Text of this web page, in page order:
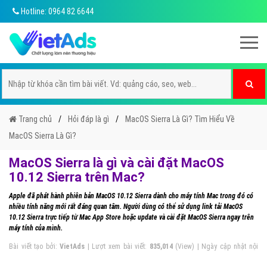
Hotline: 0964 82 6644
Trang chủ Hỏi đáp là gì
MacOS Sierra Là Gì? Tìm Hiểu Về
MacOS Sierra Là Gì?
MacOS Sierra là gì và cài đặt MacOS
10.12 Sierra trên Mac?
Apple đã phát hành phiên bản MacOS 10.12 Sierra dành cho máy tính Mac trong đó có
nhiều tính năng mới rất đáng quan tâm. Người dùng có thể sử dụng link tải MacOS
10.12 Sierra trực tiếp từ Mac App Store hoặc update và cài đặt MacOS Sierra ngay trên
máy tính của mình.
Bài viết tạo bởi:VietAds | Lượt xem bài viết: 835,014(View) | Ngày cập nhật nội